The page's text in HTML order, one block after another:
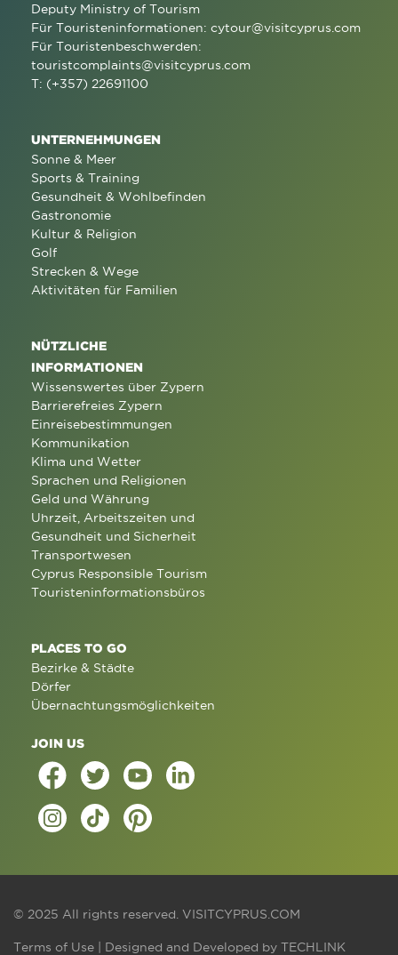
Deputy Ministry of Tourism
Für Touristeninformationen: cytour@visitcyprus.com
Für Touristenbeschwerden:
touristcomplaints@visitcyprus.com
T: (+357) 22691100
UNTERNEHMUNGEN
Sonne & Meer
Sports & Training
Gesundheit & Wohlbefinden
Gastronomie
Kultur & Religion
Golf
Strecken & Wege
Aktivitäten für Familien
NÜTZLICHE
INFORMATIONEN
Wissenswertes über Zypern
Barrierefreies Zypern
Einreisebestimmungen
Kommunikation
Klima und Wetter
Sprachen und Religionen
Geld und Währung
Uhrzeit, Arbeitszeiten und
Gesundheit und Sicherheit
Transportwesen
Cyprus Responsible Tourism
Touristeninformationsbüros
PLACES TO GO
Bezirke & Städte
Dörfer
Übernachtungsmöglichkeiten
JOIN US
© 2025 All rights reserved. VISITCYPRUS.COM
Terms of Use | Designed and Developed by TECHLINK